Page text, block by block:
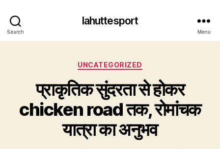
Search
lahuttesport
Menu
Categories
UNCATEGORIZED
प्राकृतिक सुंदरता से होकर
chicken road तक, रोमांचक
यात्रा का अनुभव